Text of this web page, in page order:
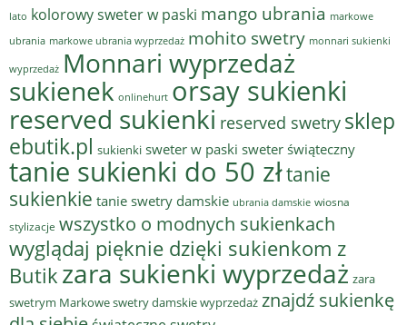
lato kolorowy sweter w paski mango ubrania markowe
ubrania markowe ubrania wyprzedaż mohito swetry monnari sukienki
wyprzedaż Monnari wyprzedaż
sukienek onlinehurt orsay sukienki
reserved sukienki reserved swetry sklep
ebutik.pl sukienki sweter w paski sweter świąteczny
tanie sukienki do 50 złtanie
sukienkie tanie swetry damskie ubrania damskie wiosna
stylizacje wszystko o modnych sukienkach
wyglądaj pięknie dzięki sukienkom z
Butik zara sukienki wyprzedaż zara
swetrym Markowe swetry damskie wyprzedaż znajdź sukienkę